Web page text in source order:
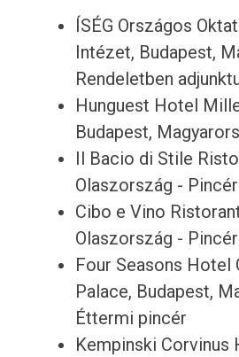
ÍSÉG Országos
Intézet, Budapest,
Rendeletben
Hunguest Hotel
Budapest,
Il Bacio di Stile
Olaszország - Pincér
Cibo e Vino
Olaszország - Pincér
Four Seasons Hotel
Palace, Budapest,
Éttermi pincér
Kempinski Corvinus